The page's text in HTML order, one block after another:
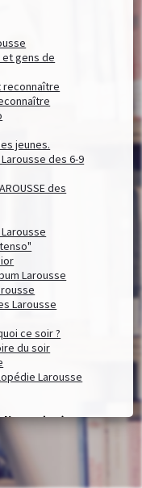
et gens de
reconnaître
jeunes.
des 6-9
des
Larousse
Larousse
ce soir ?
du soir
Larousse
(48)